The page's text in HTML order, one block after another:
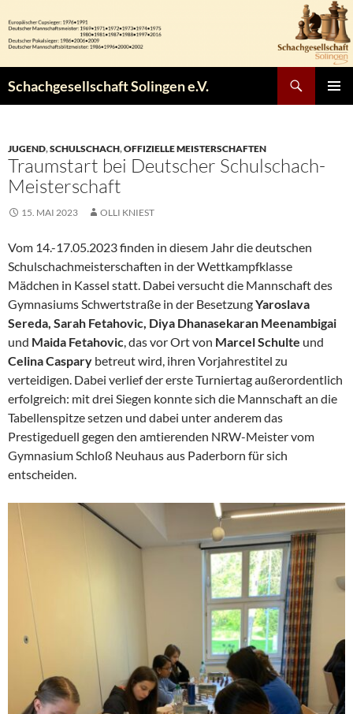
Inhalt
springen
Schachgesellschaft Solingen e.V.
JUGEND,SCHULSCHACH,OFFIZIELLE MEISTERSCHAFTEN
Traumstart bei Deutscher Schulschach-
Meisterschaft
15. MAI 2023 OLLI KNIEST
Vom 14.-17.05.2023 finden in diesem Jahr die deutschen
Schulschachmeisterschaften in der Wettkampfklasse
Mädchen in Kassel statt. Dabei versucht die Mannschaft des
Gymnasiums Schwertstraße in der BesetzungYaroslava
Sereda, Sarah Fetahovic, Diya Dhanasekaran Meenambigai
und Maida Fetahovic, das vor Ort von Marcel Schulte und
Celina Caspary betreut wird, ihren Vorjahrestitel zu
verteidigen. Dabei verlief der erste Turniertag außerordentlich
erfolgreich: mit drei Siegen konnte sich die Mannschaft an die
Tabellenspitze setzen und dabei unter anderem das
Prestigeduell gegen den amtierenden NRW-Meister vom
Gymnasium Schloß Neuhaus aus Paderborn für sich
entscheiden.